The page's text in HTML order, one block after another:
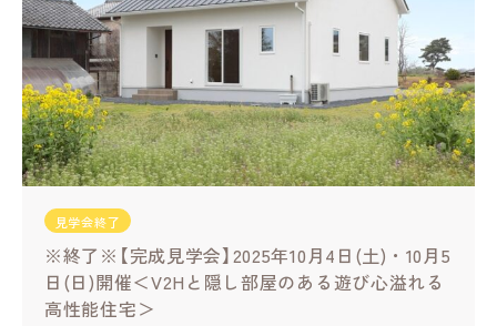
見学会終了
※終了※【完成見学会】2025年10月4日(土)・10月5
日(日)開催＜V2Hと隠し部屋のある遊び心溢れる
高性能住宅＞